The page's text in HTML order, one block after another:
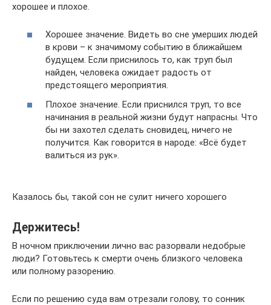
хорошее и плохое.
Хорошее значение. Видеть во сне умерших людей
в крови – к значимому событию в ближайшем
будущем. Если приснилось то, как труп был
найден, человека ожидает радость от
предстоящего мероприятия.
Плохое значение. Если приснился труп, то все
начинания в реальной жизни будут напрасны. Что
бы ни захотел сделать сновидец, ничего не
получится. Как говорится в народе: «Всё будет
валиться из рук».
Казалось бы, такой сон не сулит ничего хорошего
Держитесь!
В ночном приключении лично вас разорвали недобрые
люди? Готовьтесь к смерти очень близкого человека
или полному разорению.
Если по решению суда вам отрезали голову, то сонник